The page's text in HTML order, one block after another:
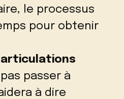
le processus
pour obtenir
articulations
passer à
à dire